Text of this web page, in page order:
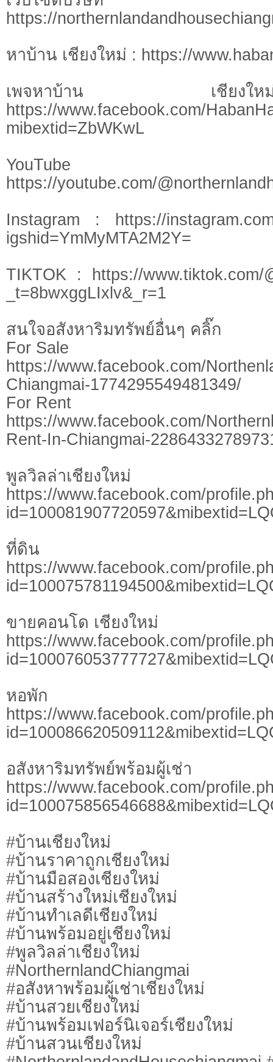
https://
หาบ้าน เชียงใหม่ : https://
เพจหาบ้าน เชี
https://www.facebook.com/
mibextid=ZbWKwL
https://youtube.com/
Instagram : https://
igshid=YmMyMTA2M2Y=
TIKTOK : https://www.tiktok.com/
_t=8bwxggLIxlv&_r=1
สนใจอสังหาริมทรัพย์อื่นๆ คลิ๊ก
For Sale
https://www.facebook.com/
Chiangmai-1774295549481349/
For Rent
https://www.facebook.com/
Rent-In-Chiangmai-
พูลวิลล่าเชียงใหม่
https://www.facebook.com/
ที่ดิน
https://www.facebook.com/
ขายคอนโด เชียงใหม่
https://www.facebook.com/
หอพัก
https://www.facebook.com/
อสังหาริมทรัพย์พร้อมผู้เช่า
https://www.facebook.com/
#บ้านเชียงใหม่
#บ้านราคาถูกเชียงใหม่
#บ้านมือสองเชียงใหม่
#บ้านสร้างใหม่เชียงใหม่
#บ้านทำเลดีเชียงใหม่
#บ้านพร้อมอยู่เชียงใหม่
#พูลวิลล่าเชียงใหม่
#NorthernlandChiangmai
#อสังหาพร้อมผู้เช่าเชียงใหม่
#บ้านสวยเชียงใหม่
#บ้านพร้อมเฟอร์นิเจอร์เชียงใหม่
#บ้านสวนเชียงใหม่